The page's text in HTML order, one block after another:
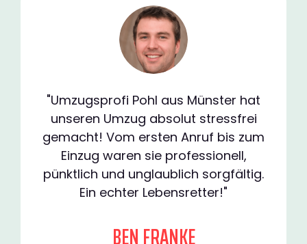
"Umzugsprofi Pohl aus Münster hat
unseren Umzug absolut stressfrei
gemacht! Vom ersten Anruf bis zum
Einzug waren sie professionell,
pünktlich und unglaublich sorgfältig.
Ein echter Lebensretter!"